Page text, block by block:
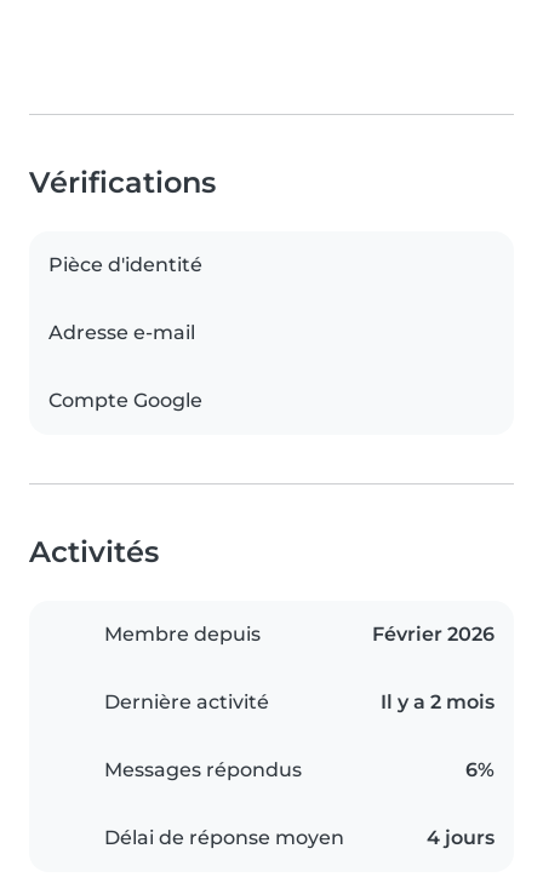
Vérifications
Pièce d'identité
Adresse e-mail
Compte Google
Activités
Membre depuis Février 2026
Dernière activité Il y a 2 mois
Messages répondus 6%
Délai de réponse moyen 4 jours